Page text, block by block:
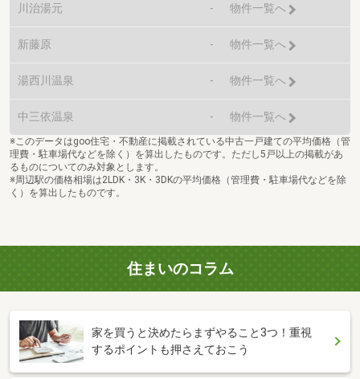
川治湯元 - 物件一覧へ
新藤原 - 物件一覧へ
湯西川温泉 - 物件一覧へ
中三依温泉 - 物件一覧へ
※このデータはgoo住宅・不動産に掲載されている中古一戸建ての平均価格（管
理費・駐車場代などを除く）を算出したものです。ただし5戸以上の掲載があ
るものについてのみ対象とします。
※周辺駅の価格相場は2LDK・3K・3DKの平均価格（管理費・駐車場代などを除
く）を算出したものです。
住まいのコラム
家を買うと決めたらまずやること3つ！重視
するポイントも押さえておこう